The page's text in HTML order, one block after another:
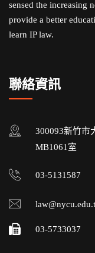
sensed the increasing
provide a better
learn IP law.
聯絡資訊
300093新竹市
MB1061室
03-5131587
03-5733037